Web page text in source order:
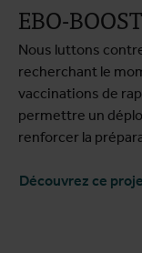
EBO-BOOST
Nous luttons
recherchant le
vaccinations de
permettre un
renforcer la
Découvrez ce